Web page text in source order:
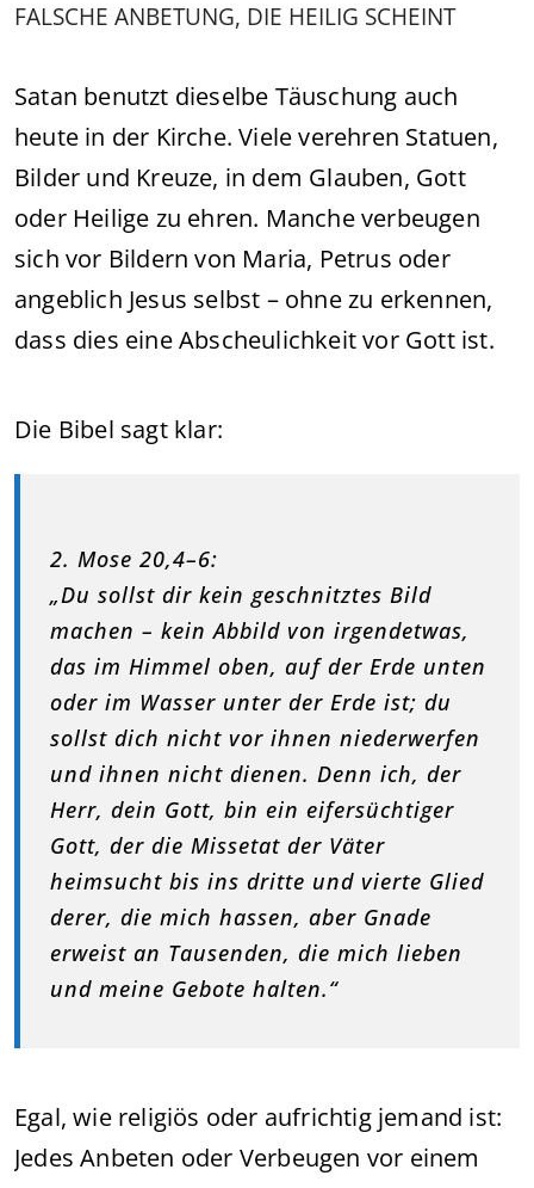
FALSCHE ANBETUNG, DIE HEILIG SCHEINT
Satan benutzt dieselbe Täuschung auch
heute in der Kirche. Viele verehren Statuen,
Bilder und Kreuze, in dem Glauben, Gott
oder Heilige zu ehren. Manche verbeugen
sich vor Bildern von Maria, Petrus oder
angeblich Jesus selbst – ohne zu erkennen,
dass dies eine Abscheulichkeit vor Gott ist.
Die Bibel sagt klar:
2. Mose 20,4–6:
„Du sollst dir kein geschnitztes Bild
machen – kein Abbild von irgendetwas,
das im Himmel oben, auf der Erde unten
oder im Wasser unter der Erde ist; du
sollst dich nicht vor ihnen niederwerfen
und ihnen nicht dienen. Denn ich, der
Herr, dein Gott, bin ein eifersüchtiger
Gott, der die Missetat der Väter
heimsucht bis ins dritte und vierte Glied
derer, die mich hassen, aber Gnade
erweist an Tausenden, die mich lieben
und meine Gebote halten.“
Egal, wie religiös oder aufrichtig jemand ist:
Jedes Anbeten oder Verbeugen vor einem